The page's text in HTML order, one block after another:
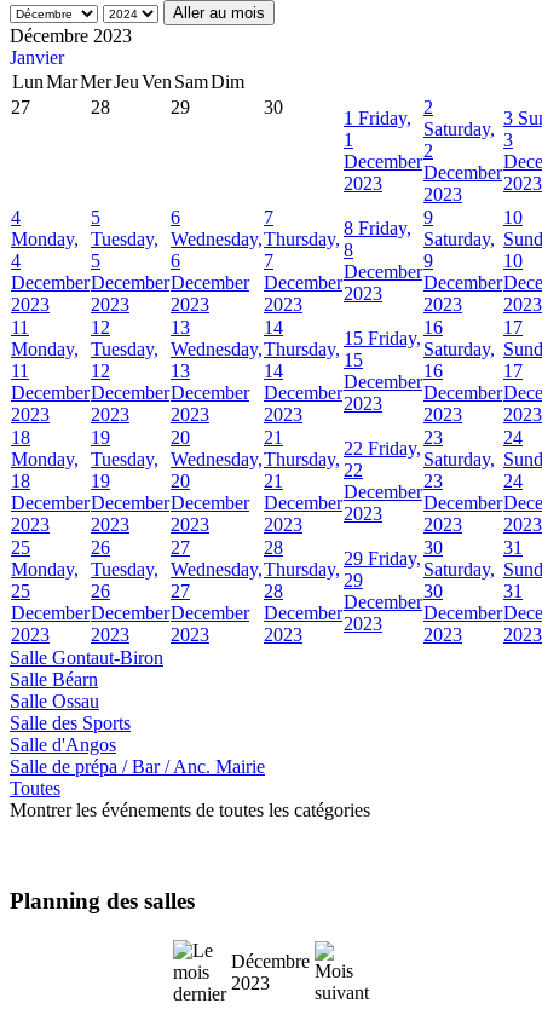
Aller au mois
Décembre 2023
Janvier
LunMarMerJeuVen SamDim
27
28 29 30
1 Friday,
1
December
2023
2
Saturday,
2
December
2023
3
3
2023
4
Monday,
4
December
2023
5
Tuesday,
5
December
2023
6
Wednesday,
6
December
2023
7
Thursday,
7
December
2023
8 Friday,
8
December
2023
9
Saturday,
9
December
2023
10
10
2023
11
Monday,
11
December
2023
12
Tuesday,
12
December
2023
13
Wednesday,
13
December
2023
14
Thursday,
14
December
2023
15 Friday,
15
December
2023
16
Saturday,
16
December
2023
17
17
2023
18
Monday,
18
December
2023
19
Tuesday,
19
December
2023
20
Wednesday,
20
December
2023
21
Thursday,
21
December
2023
22 Friday,
22
December
2023
23
Saturday,
23
December
2023
24
24
2023
25
Monday,
25
December
2023
26
Tuesday,
26
December
2023
27
Wednesday,
27
December
2023
28
Thursday,
28
December
2023
29 Friday,
29
December
2023
30
Saturday,
30
December
2023
31
31
2023
Salle Gontaut-Biron
Salle Béarn
Salle Ossau
Salle des Sports
Salle d'Angos
Salle de prépa / Bar / Anc. Mairie
Toutes
Montrer les événements de toutes les catégories
Planning des salles
Décembre
2023